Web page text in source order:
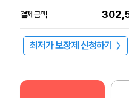
결제금액
최저가 보장제 신청하기 〉